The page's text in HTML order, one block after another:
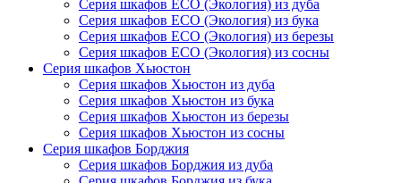
Серия шкафов ECO (Экология) из дуба
Серия шкафов ECO (Экология) из бука
Серия шкафов ECO (Экология) из березы
Серия шкафов ECO (Экология) из сосны
Серия шкафов Хьюстон
Серия шкафов Хьюстон из дуба
Серия шкафов Хьюстон из бука
Серия шкафов Хьюстон из березы
Серия шкафов Хьюстон из сосны
Серия шкафов Борджия
Серия шкафов Борджия из дуба